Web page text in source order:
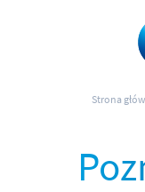
Strona